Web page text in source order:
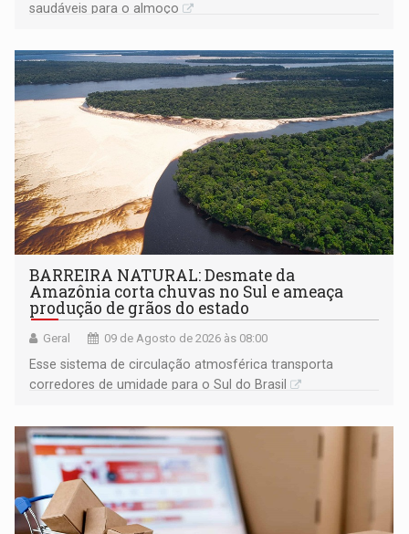
saudáveis para o almoço
BARREIRA NATURAL: Desmate da
Amazônia corta chuvas no Sul e ameaça
produção de grãos do estado
Geral 09 de Agosto de 2026 às 08:00
Esse sistema de circulação atmosférica transporta
corredores de umidade para o Sul do Brasil